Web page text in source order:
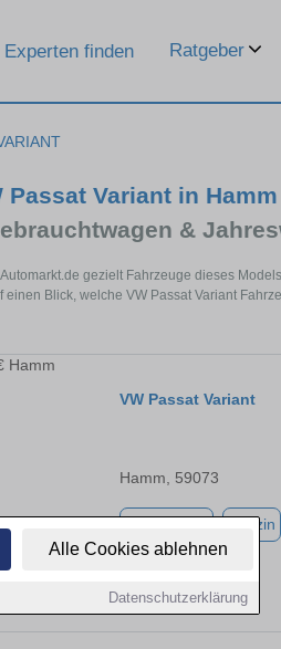
Alle Cookies ablehnen
Datenschutzerklärung
Experten finden Ratgeber
Passat Variant in
&
gezielt Fahrzeuge dieses
einen Blick, welche VW Passat Variant
VW Passat Variant
Hamm, 59073
Benzin